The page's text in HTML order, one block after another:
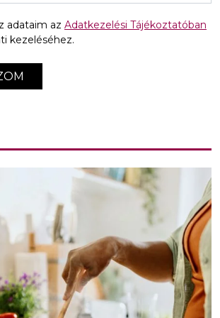
adataim az Adatkezelési Tájékoztatóban
kezeléséhez.